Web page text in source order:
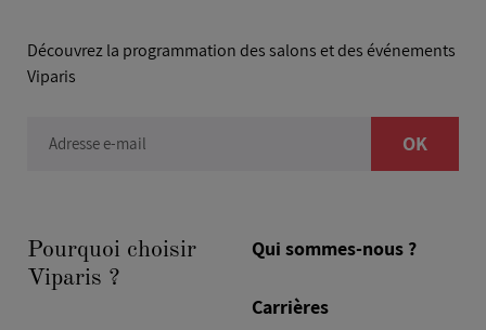
Découvrez la programmation des salons et des événements
Viparis
Adresse e-mail OK
Pourquoi choisir
Viparis ?
Qui sommes-nous ?
Carrières